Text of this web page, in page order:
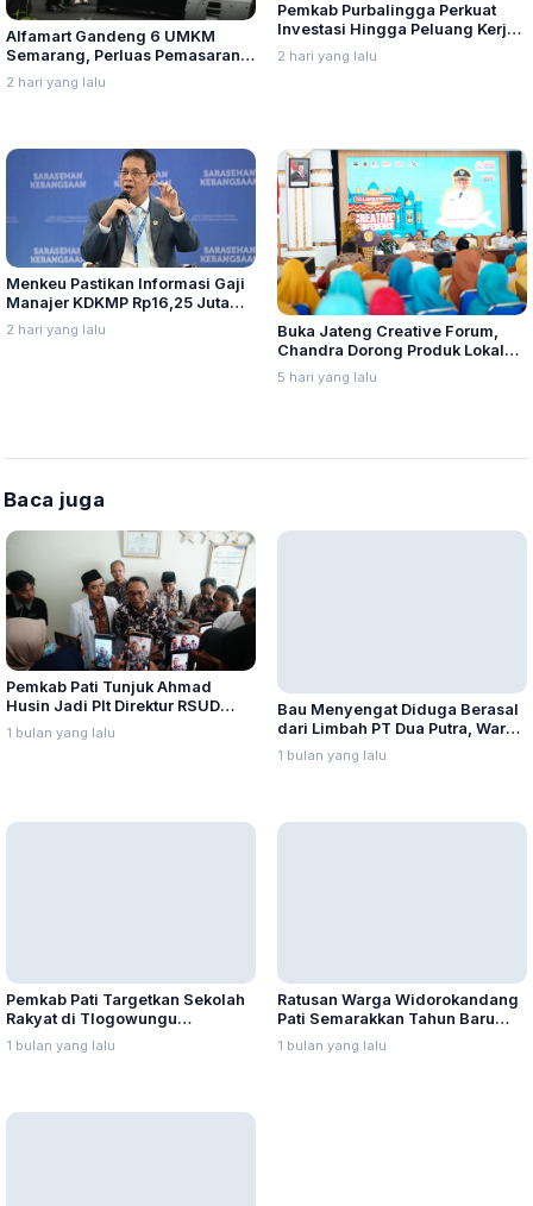
Alfamart Gandeng 6 UMKM
Semarang, Perluas Pemasaran
Produk Lokal
2 hari yang lalu
Pemkab Purbalingga Perkuat
Investasi Hingga Peluang Kerja
di Jepang
2 hari yang lalu
Menkeu Pastikan Informasi Gaji
Manajer KDKMP Rp16,25 Juta
Tidak Benar
2 hari yang lalu
Buka Jateng Creative Forum,
Chandra Dorong Produk Lokal
Pati Naik Kelas
5 hari yang lalu
Baca juga
Pemkab Pati Tunjuk Ahmad
Husin Jadi Plt Direktur RSUD
Soewondo
1 bulan yang lalu
Bau Menyengat Diduga Berasal
dari Limbah PT Dua Putra, Warga
Mengeluh Mual hingga Muntah
1 bulan yang lalu
Pemkab Pati Targetkan Sekolah
Rakyat di Tlogowungu
Beroperasi Mulai 10 Juli
1 bulan yang lalu
Ratusan Warga Widorokandang
Pati Semarakkan Tahun Baru
Islam dengan Kirab Budaya
1 bulan yang lalu